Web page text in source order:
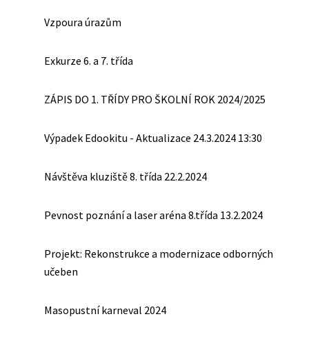
Vzpoura úrazům
Exkurze 6. a 7. třída
ZÁPIS DO 1. TŘÍDY PRO ŠKOLNÍ ROK 2024/2025
Výpadek Edookitu - Aktualizace 24.3.2024 13:30
Návštěva kluziště 8. třída 22.2.2024
Pevnost poznání a laser aréna 8.třída 13.2.2024
Projekt: Rekonstrukce a modernizace odborných
učeben
Masopustní karneval 2024